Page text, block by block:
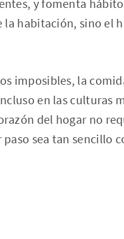
y fomenta
la habitación, sino el
imposibles, la
en las culturas
del hogar no
sea tan sencillo